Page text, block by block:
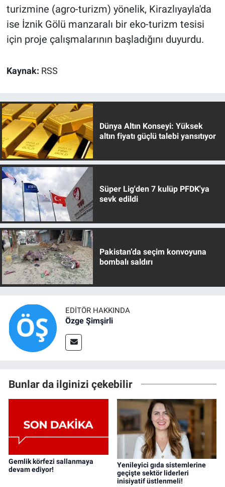
turizmine (agro-turizm) yönelik, Kirazlıyayla'da
ise İznik Gölü manzaralı bir eko-turizm tesisi
için proje çalışmalarının başladığını duyurdu.
Kaynak: RSS
Dünya Altın Konseyi: Yüksek
altın fiyatı güçlü talebi yansıtıyor
Süper Lig'den 7 kulüp PFDK'ya
sevk edildi
Pakistan’da seçim konvoyuna
bombalı saldırı
EDITÖR HAKKINDA
Özge Şimşirli
Bunlar da ilginizi çekebilir
Gemlik körfezi sallanmaya
devam ediyor!
Yenileyici gıda sistemlerine
geçişte sektör liderleri
inisiyatif üstlenmeli!